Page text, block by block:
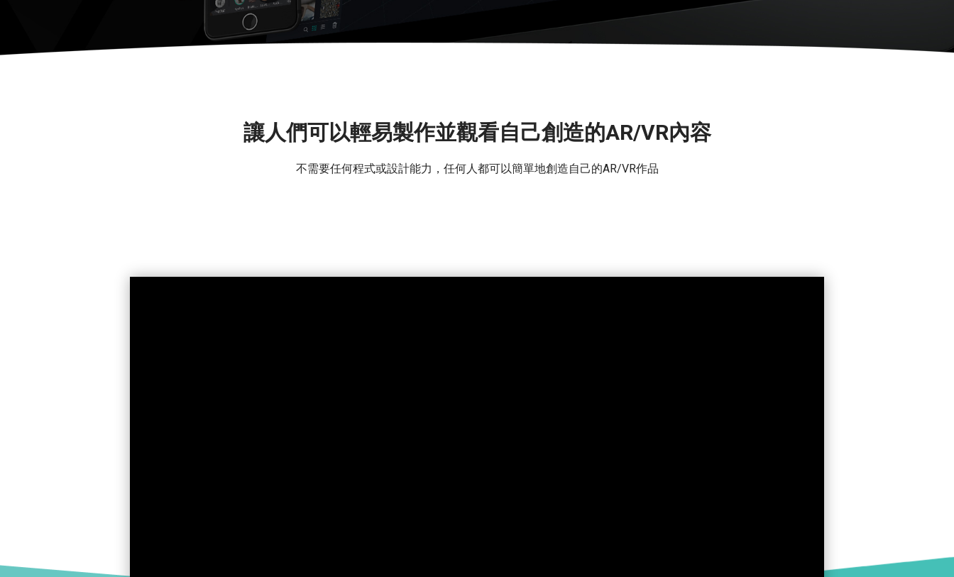
讓人們可以輕易製作並觀看自己創造的AR/VR內容
不需要任何程式或設計能力，任何人都可以簡單地創造自己的AR/VR作品